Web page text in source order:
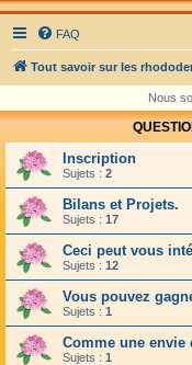
FAQ
Tout savoir sur les
Nous
Inscription
Sujets : 2
Bilans et Projets.
Sujets : 17
Ceci peut vous
Sujets : 12
Vous pouvez
Sujets : 1
Comme une envie
Sujets : 1